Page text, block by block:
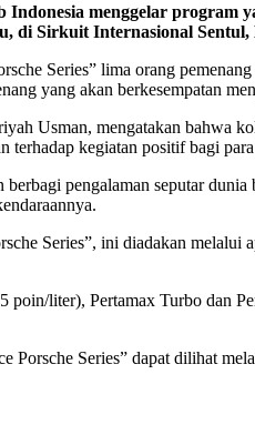
menggelar
di Sirkuit Internasional Sentul,
Series” lima orang
yang akan berkesempatan
Usman, mengatakan bahwa
terhadap kegiatan positif bagi
pengalaman seputar
Series”, ini diadakan
poin/liter), Pertamax Turbo dan
Series” dapat dilihat